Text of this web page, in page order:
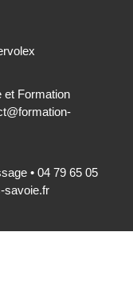
et Formation
• 04 79 65 05
savoie.fr